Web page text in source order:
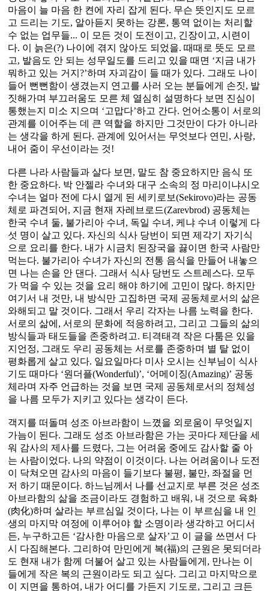
마음이 늘 마음 한 켠에 자리 잡게 된다. 무슨 뜻인지도 모르
고 드리는 기도, 알아듣지 못하는 강론, 통역 없이는 처리할
수 없는 업무들... 이 모든 것이 도전이고, 긴장이고, 시련이
다. 이 늙은(?) 나이에 겪지 않아도 되었을. 때때로 뜻도 모르
고, 발음도 안 되는 성무일도를 드리고 있을 때면 ‘지금 내가
뭐하고 있는 거지?’하며 자괴감이 들 때가 있다. 그래도 나이
들어 뻔뻔함이 생겼는지 연고를 사러 오는 분들에게 손짓, 발
짓해가며 부끄러움도 모른 체 열심히 설명하다 보면 진심이
통했는지 미소 지으며 ‘고맙다’하고 간다. 언어소통이 서로의
관계를 이어주는 데 큰 역할을 하지만 그것만이 다가 아니라
는 생각을 하게 된다. 관계에 있어서는 무엇보다 연민, 사랑,
내어 줌이 우선이라는 것!
다른 나라 사람들과 살다 보면, 말도 참 중요하지만 음식 또
한 중요하다. 박 안젤라 수녀와 대구 소속의 정 마리이냐시오
수녀는 얼마 전에 다시 열게 된 세키로보(Sekirovo)라는 공동
체로 파견되어, 지금 현재 자레브로드(Zarevbrod) 공동체는
한국 수녀 둘, 불가리아 수녀, 독일 수녀, 케냐 수녀 이렇게 다
섯 명이 살고 있다. 자신의 식사 당번이 되면 제각기 자기식
으로 요리를 한다. 내가 시금치 된장국을 끓이면 한국 사람만
먹는다. 불가리아 수녀가 자신의 전통 음식을 만들어 내놓으
면 나는 손을 안 댄다. 그래서 식사 당번도 스트레스다. 모두
가 먹을 수 있는 것을 요리 해야 하기에 고민이 많다. 하지만
여기서 내 것만, 내 방식만 고집하면 국제 공동체로서의 삶은
와해되고 말 것이다. 그래서 우리 각자는 나름 노력을 한다.
서로의 삶에, 서로의 문화에 적응하려고, 그리고 그들의 삶의
방식들과 태도들을 존중하려고. 티격태격 작은 다툼은 있을
지언정, 그래도 우리 공동체는 서로를 존중하며 별 탈 없이
평화롭게 살고 있다. 일요일마다 미사 오시는 신부님이 식사
기도 때마다 ‘원더플(Wonderful)’, ‘어메이징(Amazing)’ 공동
체라며 자주 언급하는 것을 보면 국제 공동체로서의 정체성
을 나름 모두가 지키고 있다는 생각이 든다.
객지를 떠돌며 성조 아브라함이 느꼈을 외로움이 무엇일지
가늠이 된다. 그래도 성조 아브라함은 가는 곳마다 제단을 세
워 감사의 제사를 드렸다, 그는 어려움 중에도 감사할 줄 아
는 사람이었다. 나의 약점이 이것이다. 나는 어려움이나 도전
이 닥쳐오면 감사의 마음이 들기보다 불평, 불만, 좌절을 먼
저 하기 때문이다. 하느님께서 나를 선교지로 부른 것은 성조
아브라함의 삶을 조금이라도 경험하고 배워, 내 것으로 육화
(肉化)하며 살라는 부르심일 것이다, 나는 이 부르심을 내 인
생의 마지막 여정에 이루어야 할 소명이라 생각하고 어디서
든, 누구하고든 ‘감사한 마음으로 살자’고 이 글을 쓰면서 다
시 다짐해본다. 그리하여 만민에게 복(福)의 근원은 못되더라
도 현재 내가 함께 더불어 살고 있는 사람들에게, 만나는 이
들에게 작은 복의 근원이라도 되고 싶다. 그리고 마지막으로
이 지면을 통하여, 내가 어디를 가든지 기도로, 그리고 크든